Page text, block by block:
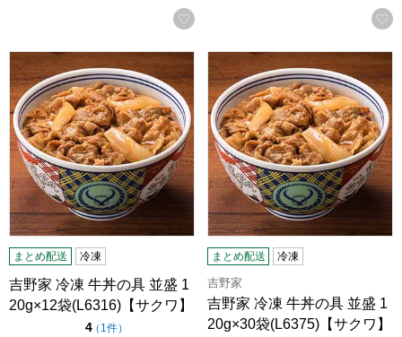
お気に入りに登録する
吉野家 冷凍 牛丼の具 並盛 120g×12袋(L6316)【サクワ】
まとめ配送 冷凍
吉野家 冷凍 牛丼の具 並盛 1
20g×12袋(L6316)【サクワ】
4点（5点満点中）
（ 1件の評価
）
吉野家 冷凍 牛丼の具 並盛
まとめ配送 冷凍
吉野家
吉野家 冷凍 牛丼の具 並盛 1
20g×30袋(L6375)【サクワ】